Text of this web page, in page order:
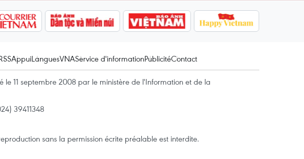
AppuiLanguesVNAService d'informationPublicitéContact
le 11 septembre 2008 par le ministère de l'Information et de la
39411348
sans la permission écrite préalable est interdite.